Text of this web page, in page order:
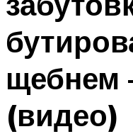
щебнем
(видео)